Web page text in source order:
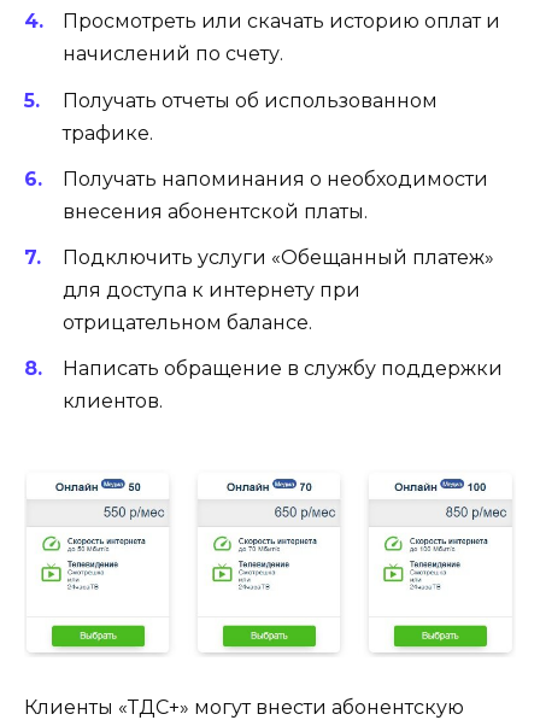
Просмотреть или скачать историю оплат и
начислений по счету.
Получать отчеты об использованном
трафике.
Получать напоминания о необходимости
внесения абонентской платы.
Подключить услуги «Обещанный платеж»
для доступа к интернету при
отрицательном балансе.
Написать обращение в службу поддержки
клиентов.
Клиенты «ТДС+» могут внести абонентскую